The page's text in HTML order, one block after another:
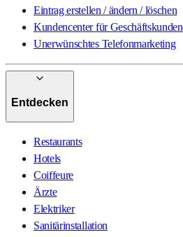
Eintrag erstellen / ändern / löschen
Kundencenter für Geschäftskunden
Unerwünschtes Telefonmarketing
Entdecken
Restaurants
Hotels
Coiffeure
Ärzte
Elektriker
Sanitärinstallation